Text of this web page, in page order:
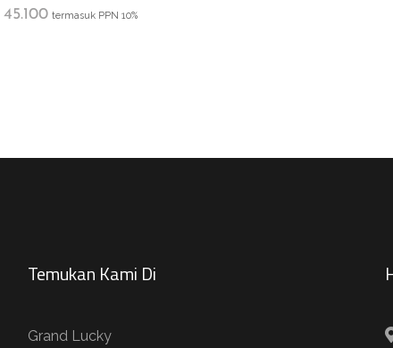
45.100 termasuk PPN 10%
Temukan Kami Di
Grand Lucky